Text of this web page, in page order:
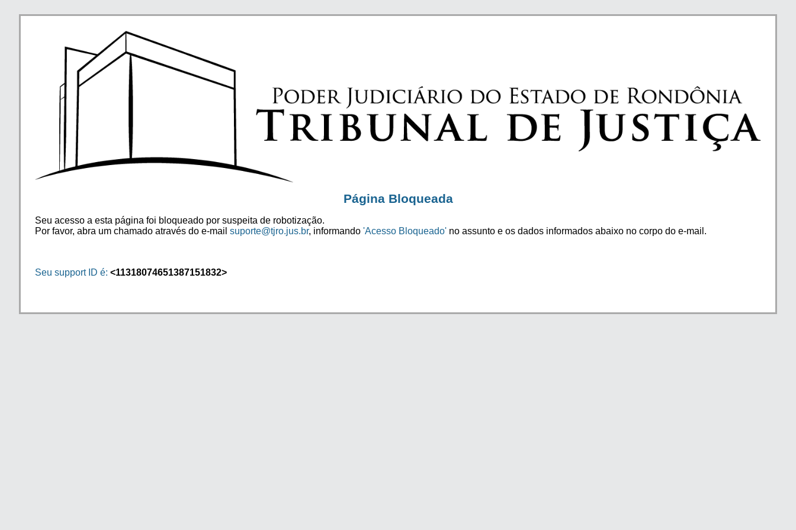
Página Bloqueada
Seu acesso a esta página foi bloqueado por suspeita de robotização.
Por favor, abra um chamado através do e-mail suporte@tjro.jus.br, informando 'Acesso Bloqueado' no assunto e os dados informados abaixo no corpo do e-mail.
Seu support ID é: <11318074651387151832>